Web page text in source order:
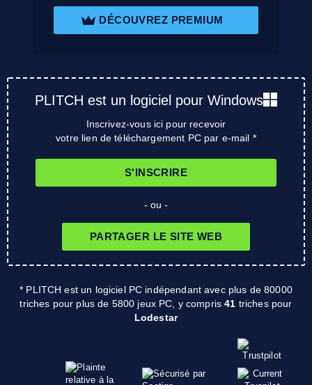
DÉCOUVREZ PREMIUM
PLITCH est un logiciel pour Windows
Inscrivez-vous ici pour recevoir
votre lien de téléchargement PC par e-mail *
S'INSCRIRE
- ou -
PARTAGER LE SITE WEB
* PLITCH est un logiciel PC indépendant avec plus de 80000
triches pour plus de 5800 jeux PC, y compris41 triches pour
Lodestar